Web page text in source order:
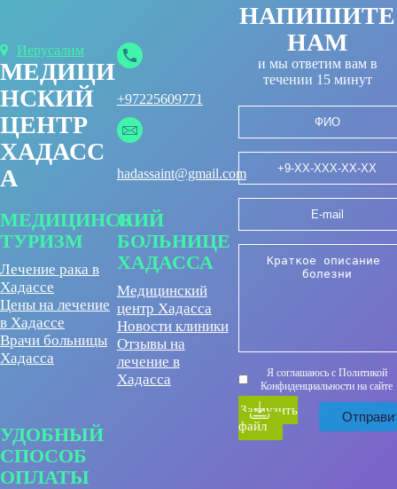
Иерусалим
МЕДИЦИ
НСКИЙ
ЦЕНТР
ХАДАСС
А
+97225609771
hadassaint@gmail.com
МЕДИЦИНСКИЙ
ТУРИЗМ
Лечение рака в
Хадассе
Цены на лечение
в Хадассе
Врачи больницы
Хадасса
О
БОЛЬНИЦЕ
ХАДАССА
Медицинский
центр Хадасса
Новости клиники
Отзывы на
лечение в
Хадасса
УДОБНЫЙ
СПОСОБ
ОПЛАТЫ
НАПИШИТЕ
НАМ
и мы ответим вам в
течении 15 минут
Я соглашаюсь с Политикой
Конфиденциальности на сайте
Загрузить
файл